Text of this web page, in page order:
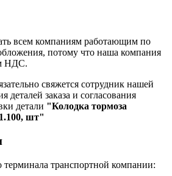
всем компаниям работающим по
потому что наша компания
НДС.
свяжется сотрудник нашей
деталей заказа и согласования
детали "Колодка тормоза
шт"
терминала транспортной компании: